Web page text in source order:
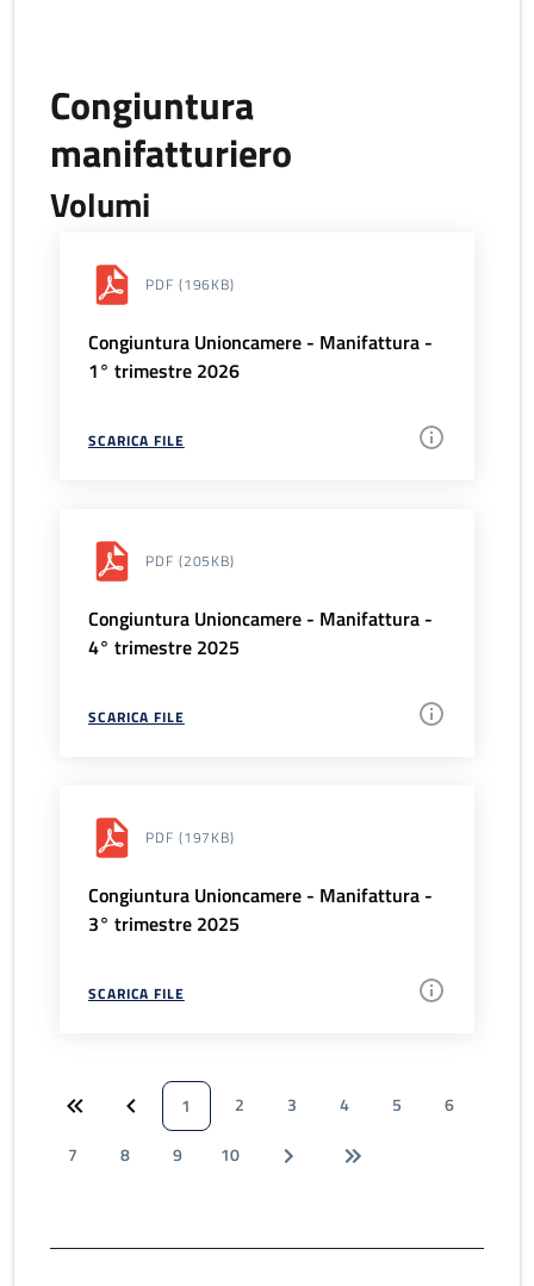
Congiuntura
manifatturiero
Volumi
PDF (196KB)
Congiuntura Unioncamere - Manifattura -
1° trimestre 2026
SCARICA FILE
PDF (205KB)
Congiuntura Unioncamere - Manifattura -
4° trimestre 2025
SCARICA FILE
PDF (197KB)
Congiuntura Unioncamere - Manifattura -
3° trimestre 2025
SCARICA FILE
1 2 3 4 5
6
7
8 9 10